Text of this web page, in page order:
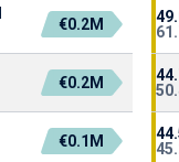
€0.2M
€0.2M
€0.1M